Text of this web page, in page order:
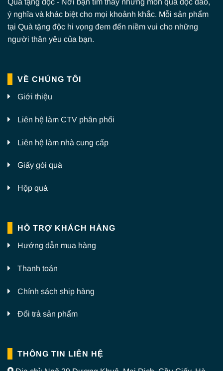
Quà tặng độc - Nơi bạn tìm thấy những món quà độc đáo,
ý nghĩa và khác biệt cho mọi khoảnh khắc. Mỗi sản phẩm
tại Quà tặng độc hi vọng đem đến niềm vui cho những
người thân yêu của bạn.
VỀ CHÚNG TÔI
Giới thiệu
Liên hệ làm CTV phân phối
Liên hệ làm nhà cung cấp
Giấy gói quà
Hộp quà
HỖ TRỢ KHÁCH HÀNG
Hướng dẫn mua hàng
Thanh toán
Chính sách ship hàng
Đổi trả sản phẩm
THÔNG TIN LIÊN HỆ